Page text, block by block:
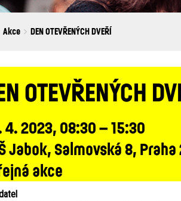
Akce DEN OTEVŘENÝCH DVEŘÍ
OTEVŘENÝCH
4. 2023, 08:30 – 15:30
Jabok, Salmovská 8, Praha
akce